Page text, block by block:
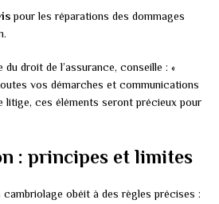
pour les réparations des dommages
droit de l’assurance, conseille : «
vos démarches et communications
litige, ces éléments seront précieux pour
: principes et limites
cambriolage obéit à des règles précises :